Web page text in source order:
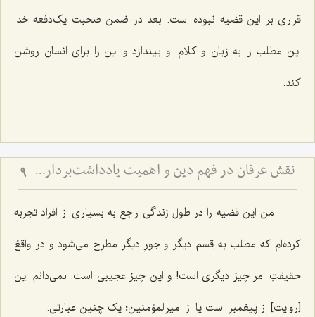
قراری بر این قضیه نبوده است. بعد در ضمن صحبت یک‌دفعه خدا
این مطلب را به زبان و کلام او بیندازد و این را برای انسان روشن
کند.
نقش عرفان در فهم دین و اهمیت یادداشت‌برداری برای اهل علم 9
من این قضیه را در طول زندگی راجع به بسیاری از افراد تجربه
کرده‌ام که مطلب به قِسم دیگر و جورِ دیگر مطرح می‌شود و در واقعْ
حقیقتِ امر چیز دیگری است! و این چیز عجیبی است. نمی‌دانم این
[روایت] از پیغمبر است یا از امیرالمؤمنین؛ یک چنین عبارتی: